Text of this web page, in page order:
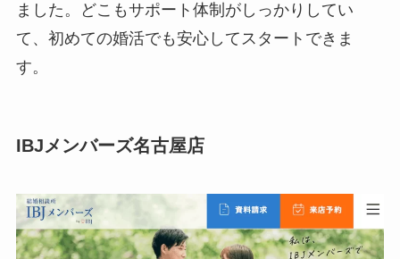
ました。どこもサポート体制がしっかりしてい
て、初めての婚活でも安心してスタートできま
す。
IBJメンバーズ名古屋店